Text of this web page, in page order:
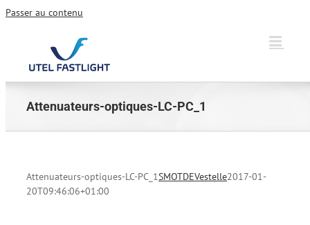
Passer au contenu
Attenuateurs-optiques-LC-PC_1
Attenuateurs-optiques-LC-PC_1SMOTDEVestelle2017-01-
20T09:46:06+01:00